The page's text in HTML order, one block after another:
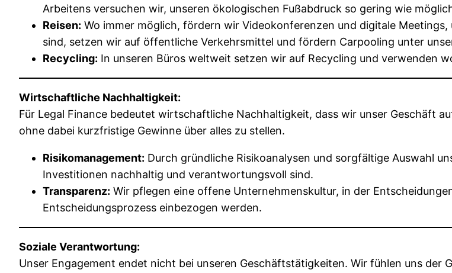
Arbeitens versuchen wir, unseren ökologischen Fußabdruck so gering wie
Reisen: Wo immer möglich, fördern wir Videokonferenzen und digitale
sind, setzen wir auf öffentliche Verkehrsmittel und fördern Carpooling unter
Recycling: In unseren Büros weltweit setzen wir auf Recycling und verwenden
Wirtschaftliche Nachhaltigkeit:
Für Legal Finance bedeutet wirtschaftliche Nachhaltigkeit, dass wir unser Geschäft
ohne dabei kurzfristige Gewinne über alles zu stellen.
Risikomanagement: Durch gründliche Risikoanalysen und sorgfältige Auswahl
Investitionen nachhaltig und verantwortungsvoll sind.
Transparenz: Wir pflegen eine offene Unternehmenskultur, in der
Entscheidungsprozess einbezogen werden.
Soziale Verantwortung:
Unser Engagement endet nicht bei unseren Geschäftstätigkeiten. Wir fühlen uns der